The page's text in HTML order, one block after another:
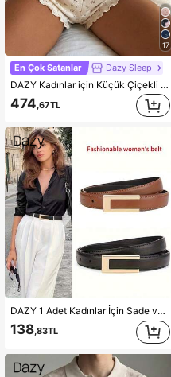
17
En Çok Satanlar Dazy Sleep
DAZY Kadınlar için Küçük Çiçekli Askılı Bluz ve Şort Pijama Takımı Yazlık
474 ,67TL
DAZY 1 Adet Kadınlar İçin Sade ve Şık Yüksek Kaliteli Alaşım Malzeme Kemer, Düz Renk Zarif, Genç ve Orta Yaşlı Kadınların Kullanımına Uygun
138,83TL